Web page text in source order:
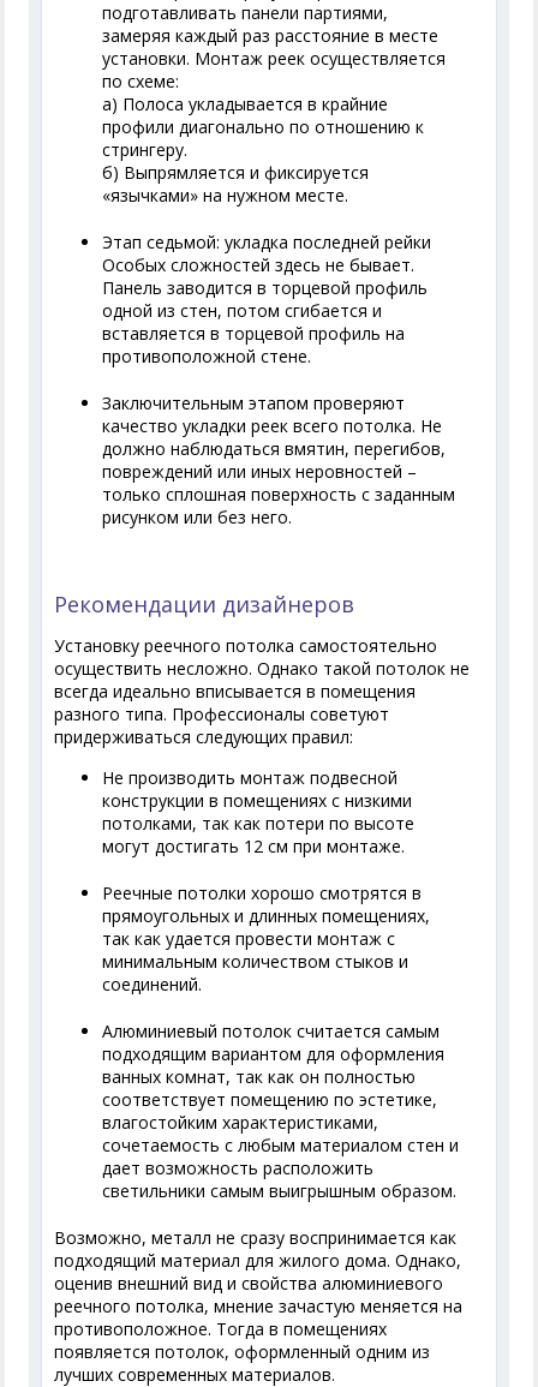
подготавливать панели партиями,
замеряя каждый раз расстояние в месте
установки. Монтаж реек осуществляется
по схеме:
а) Полоса укладывается в крайние
профили диагонально по отношению к
стрингеру.
б) Выпрямляется и фиксируется
«язычками» на нужном месте.
Этап седьмой: укладка последней рейки
Особых сложностей здесь не бывает.
Панель заводится в торцевой профиль
одной из стен, потом сгибается и
вставляется в торцевой профиль на
противоположной стене.
Заключительным этапом проверяют
качество укладки реек всего потолка. Не
должно наблюдаться вмятин, перегибов,
повреждений или иных неровностей –
только сплошная поверхность с заданным
рисунком или без него.
Рекомендации дизайнеров
Установку реечного потолка самостоятельно
осуществить несложно. Однако такой потолок не
всегда идеально вписывается в помещения
разного типа. Профессионалы советуют
придерживаться следующих правил:
Не производить монтаж подвесной
конструкции в помещениях с низкими
потолками, так как потери по высоте
могут достигать 12 см при монтаже.
Реечные потолки хорошо смотрятся в
прямоугольных и длинных помещениях,
так как удается провести монтаж с
минимальным количеством стыков и
соединений.
Алюминиевый потолок считается самым
подходящим вариантом для оформления
ванных комнат, так как он полностью
соответствует помещению по эстетике,
влагостойким характеристиками,
сочетаемость с любым материалом стен и
дает возможность расположить
светильники самым выигрышным образом.
Возможно, металл не сразу воспринимается как
подходящий материал для жилого дома. Однако,
оценив внешний вид и свойства алюминиевого
реечного потолка, мнение зачастую меняется на
противоположное. Тогда в помещениях
появляется потолок, оформленный одним из
лучших современных материалов.